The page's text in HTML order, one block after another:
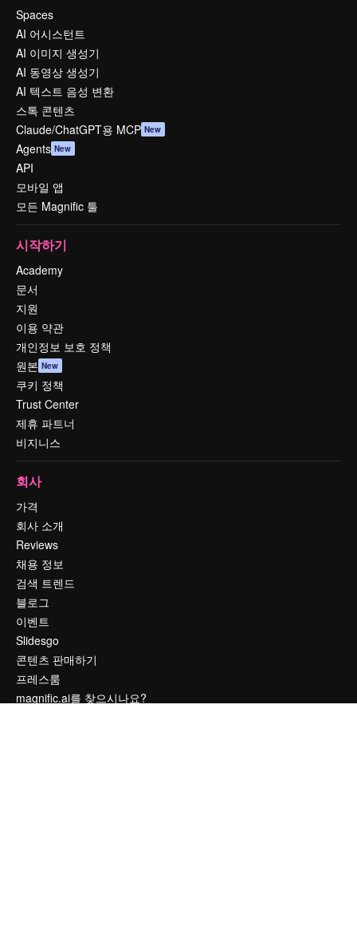
Spaces
AI 어시스턴트
AI 이미지 생성기
AI 동영상 생성기
AI 텍스트 음성 변환
스톡 콘텐츠
Claude/ChatGPT용 MCP New
Agents New
API
모바일 앱
모든 Magnific 툴
시작하기
Academy
문서
지원
이용 약관
개인정보 보호 정책
원본 New
쿠키 정책
Trust Center
제휴 파트너
비지니스
회사
가격
회사 소개
Reviews
채용 정보
검색 트렌드
블로그
이벤트
Slidesgo
콘텐츠 판매하기
프레스룸
magnific.ai를 찾으시나요?